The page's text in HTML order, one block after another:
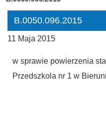
B.0050.096.2015
11 Maja 2015
w sprawie powierzenia
Przedszkola nr 1 w